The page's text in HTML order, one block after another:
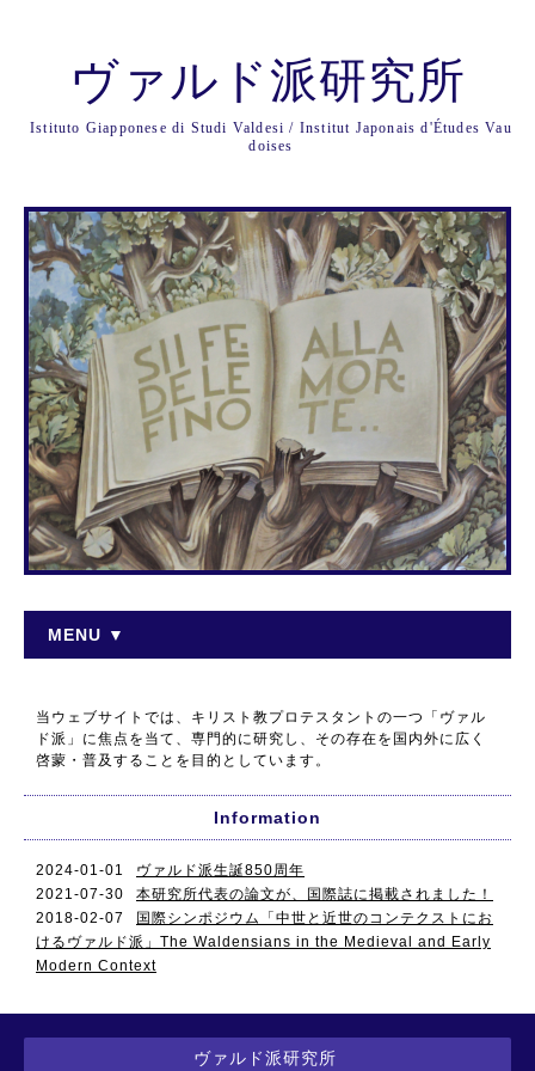
ヴァルド派研究所
Istituto Giapponese di Studi Valdesi / Institut Japonais d'Études Vau
doises
MENU ▼
当ウェブサイトでは、キリスト教プロテスタントの一つ「ヴァル
ド派」に焦点を当て、専門的に研究し、その存在を国内外に広く
啓蒙・普及することを目的としています。
Information
2024-01-01
ヴァルド派生誕850周年
2021-07-30
本研究所代表の論文が、国際誌に掲載されました！
2018-02-07
国際シンポジウム「中世と近世のコンテクストにお
けるヴァルド派」The Waldensians in the Medieval and Early
Modern Context
ヴァルド派研究所